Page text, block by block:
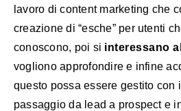
lavoro di content marketing che
creazione di “esche” per utenti
conoscono, poi si interessano
vogliono approfondire e infine
questo possa essere gestito con
passaggio da lead a prospect e